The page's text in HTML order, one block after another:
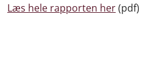
Læs hele rapporten her(pdf)